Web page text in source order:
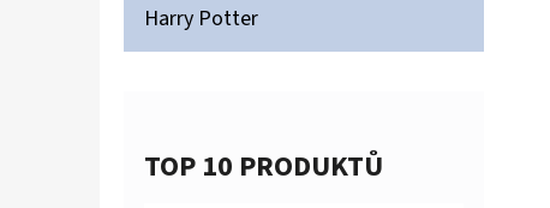
Harry Potter
TOP 10 PRODUKTŮ